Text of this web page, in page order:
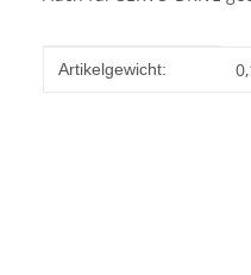
Produkteigenschaft
Wert
Artikelgewicht: